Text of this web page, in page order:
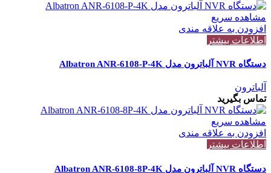
مشاهده سریع
افزودن به علاقه مندی
اطلاعات بیشتر
دستگاه NVR آلباترون مدل Albatron ANR-6108-P-4K
آلباترون
تماس بگیرید
مشاهده سریع
افزودن به علاقه مندی
اطلاعات بیشتر
دستگاه NVR آلباترون مدل Albatron ANR-6108-8P-4K